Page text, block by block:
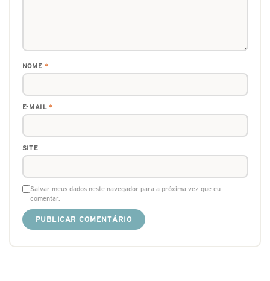
NOME *
E-MAIL*
SITE
Salvar meus dados neste navegador para a próxima vez que eu
comentar.